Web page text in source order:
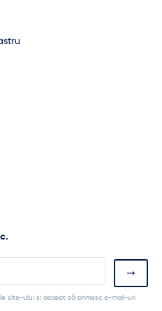
site-ului și accept să primesc e-mail-uri